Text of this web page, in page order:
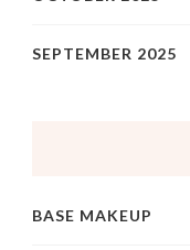
SEPTEMBER 2025
BASE MAKEUP